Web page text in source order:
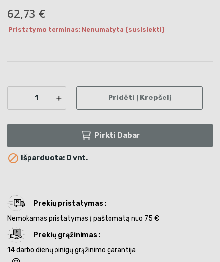
62,73 €
Pristatymo terminas: Nenumatyta (susisiekti)
Pridėti Į Krepšelį
Pirkti Dabar
 Išparduota: 0 vnt.
Prekių pristatymas
Nemokamas pristatymas į paštomatą nuo 75 €
Prekių grąžinimas
14 darbo dienų pinigų grąžinimo garantija